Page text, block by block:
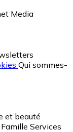
Media
Qui sommes-
et beauté
Famille Services